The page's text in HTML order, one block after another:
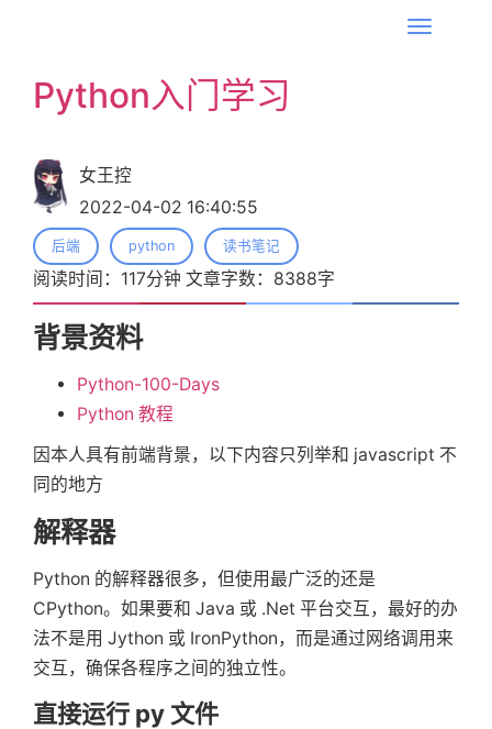
T
i
o
Python入门学习
女王控
2022-04-02 16:40:55
后端 python 读书笔记
阅读时间： 117分钟 文章字数： 8388字
背景资料
Python-100-Days
Python 教程
因本人具有前端背景，以下内容只列举和 javascript 不
同的地方
解释器
Python 的解释器很多，但使用最广泛的还是
CPython。如果要和 Java 或 .Net 平台交互，最好的办
法不是用 Jython 或 IronPython，而是通过网络调用来
交互，确保各程序之间的独立性。
直接运行 py 文件